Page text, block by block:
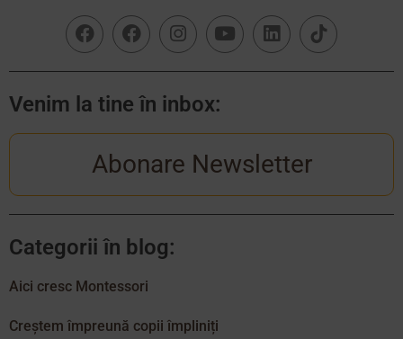
Venim la tine în inbox:
Abonare Newsletter
Categorii în blog:
Aici cresc Montessori
Creștem împreună copii împliniți